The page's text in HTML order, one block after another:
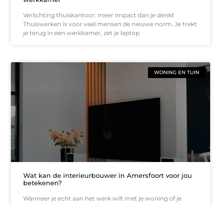
Verlichting thuiskantoor: meer impact dan je denkt
Thuiswerken is voor veel mensen de nieuwe norm. Je trekt
je terug in een werkkamer, zet je laptop
WONING EN TUIN
Wat kan de interieurbouwer in Amersfoort voor jou
betekenen?
Wanneer je echt aan het werk wilt met je woning of je